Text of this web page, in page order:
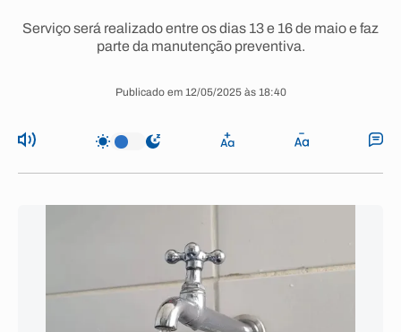
Serviço será realizado entre os dias 13 e 16 de maio e faz
parte da manutenção preventiva.
Publicado em 12/05/2025 às 18:40